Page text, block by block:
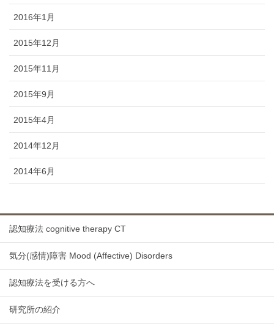
2016年1月
2015年12月
2015年11月
2015年9月
2015年4月
2014年12月
2014年6月
認知療法 cognitive therapy CT
気分(感情)障害 Mood (Affective) Disorders
認知療法を受ける方へ
研究所の紹介